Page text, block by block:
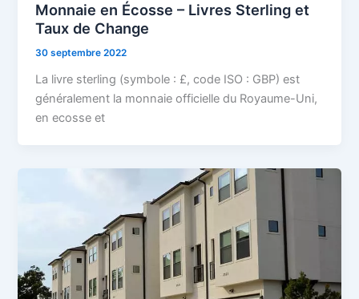
Monnaie en Écosse – Livres Sterling et
Taux de Change
30 septembre 2022
La livre sterling (symbole : £, code ISO : GBP) est
généralement la monnaie officielle du Royaume-Uni,
en ecosse et